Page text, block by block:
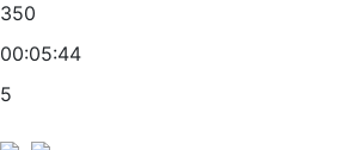
350
00:05:44
5